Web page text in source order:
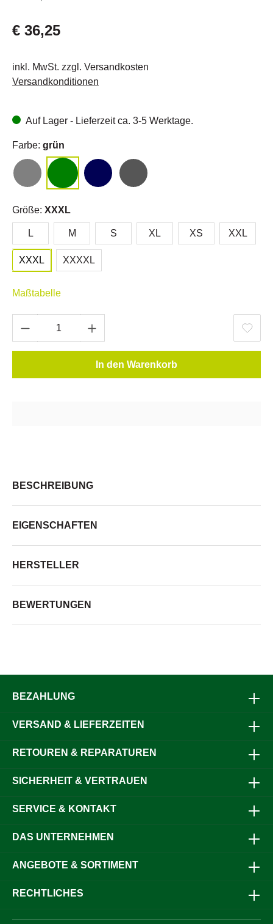
€ 36,25
inkl. MwSt. zzgl. Versandkosten
Versandkonditionen
Auf Lager - Lieferzeit ca. 3-5 Werktage.
Farbe: grün
Größe: XXXL
L M S XL XS XXL
XXXL XXXXL
Maßtabelle
In den Warenkorb
BESCHREIBUNG
EIGENSCHAFTEN
HERSTELLER
BEWERTUNGEN
BEZAHLUNG
VERSAND & LIEFERZEITEN
RETOUREN & REPARATUREN
SICHERHEIT & VERTRAUEN
SERVICE & KONTAKT
DAS UNTERNEHMEN
ANGEBOTE & SORTIMENT
RECHTLICHES